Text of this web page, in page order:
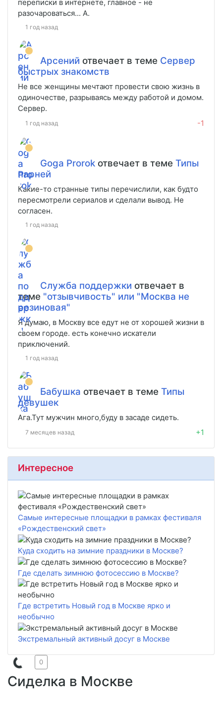
переписки в интернете, главное - не
разочароваться... А.
1 год назад
Арсений отвечает в теме Сервер
быстрых знакомств
Не все женщины мечтают провести свою жизнь в
одиночестве, разрываясь между работой и домом.
Сервер.
1 год назад -1
Goga Prorok отвечает в теме Типы
парней
Какие-то странные типы перечислили, как будто
пересмотрели сериалов и сделали вывод. Не
согласен.
1 год назад
Служба поддержки отвечает в
теме "отзывчивость" или "Москва не
резиновая"
Я думаю, в Москву все едут не от хорошей жизни в
своем городе. есть конечно искатели
приключений.
1 год назад
Бабушка отвечает в теме Типы
девушек
Ага.Тут мужчин много,буду в засаде сидеть.
7 месяцев назад +1
Интересное
Самые интересные площадки в рамках фестиваля
«Рождественский свет»
Куда сходить на зимние праздники в Москве?
Где сделать зимнюю фотосессию в Москве?
Где встретить Новый год в Москве ярко и
необычно
Экстремальный активный досуг в Москве
Сиделка в Москве
0